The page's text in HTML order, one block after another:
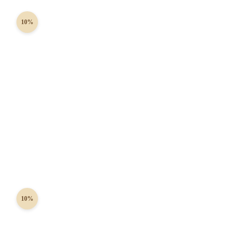
10%
10%